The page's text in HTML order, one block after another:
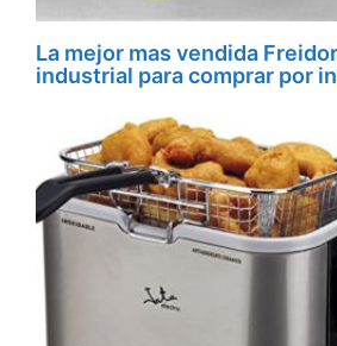
La mejor mas vendida
industrial para comprar por